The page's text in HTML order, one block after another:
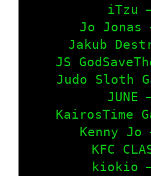
iTzu
Jo Jonas
Jakub
JS
Judo Sloth
JUNE
KairosTime
Kenny Jo
KFC
kiokio